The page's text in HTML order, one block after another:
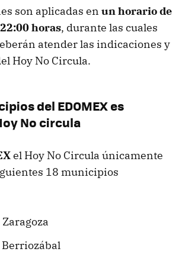
son aplicadas en un horario de
horas, durante las cuales
atender las indicaciones y
Hoy No Circula.
del EDOMEX es
No circula
el Hoy No Circula únicamente
18 municipios
Berriozábal